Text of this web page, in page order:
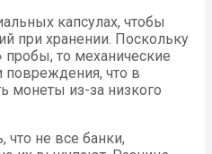
капсулах, чтобы
при хранении. Поскольку
то механические
повреждения, что в
монеты из-за низкого
что не все банки,